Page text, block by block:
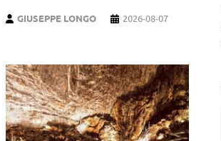
GIUSEPPE LONGO 2026-08-07